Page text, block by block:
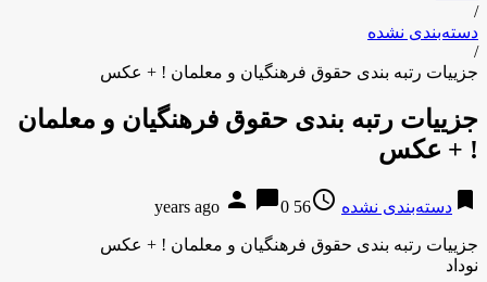
/
دسته‌بندی نشده
/
جزییات رتبه بندی حقوق فرهنگیان و معلمان ! + عکس
جزییات رتبه بندی حقوق فرهنگیان و معلمان
! + عکس
bookmark دسته‌بندی نشده access_time
56 years ago
person chat_bubble0
جزییات رتبه بندی حقوق فرهنگیان و معلمان ! + عکس
نوداد